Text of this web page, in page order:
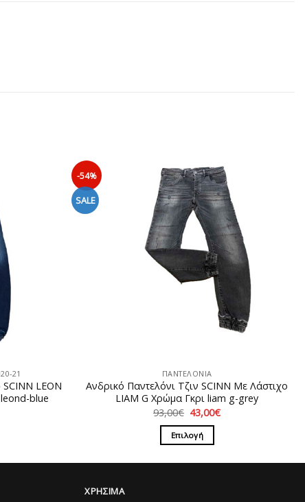
21
LEON
blue
-54%
SALE
ΠΑΝΤΕΛΟΝΙΑ
Ανδρικό Παντελόνι Τζιν SCINN Με Λάστιχο
LIAM G Χρώμα Γκρι liam g-grey
93,00€ Original
price
was:
93,00€.
43,00€Η
Επιλογή
ΧΡΗΣΙΜΑ